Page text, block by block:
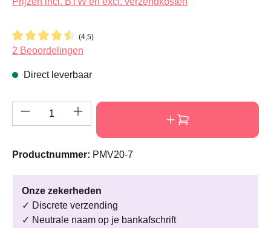
(4,5)
Gemiddelde waardering van 4.5 van 5 sterren
2 Beoordelingen
Direct leverbaar
Producthoeveelheid: Voer de gewenste
Productnummer: PMV20-7
Onze zekerheden
✓ Discrete verzending
✓ Neutrale naam op je bankafschrift